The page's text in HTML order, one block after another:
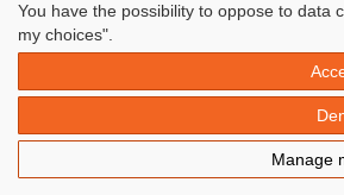
You have the possibility to oppose to data
my choices".
Manage